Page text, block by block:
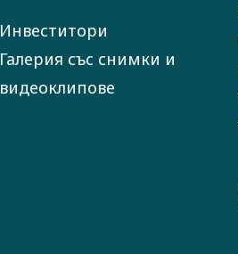
Инвеститори
Галерия със снимки и
видеоклипове